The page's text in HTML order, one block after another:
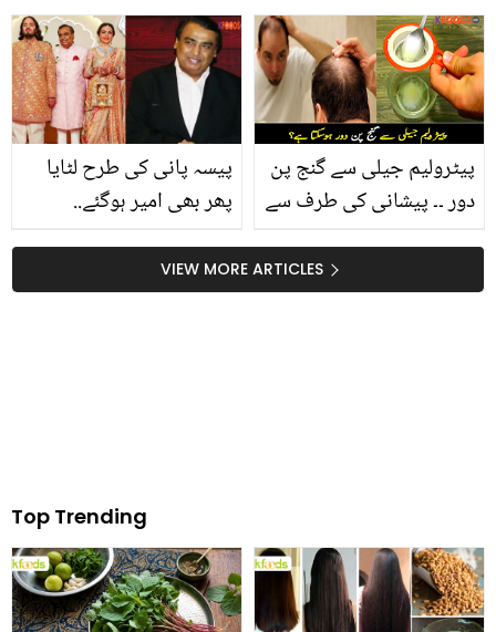
اب 5 منٹ میں کریں اپنے
مائیکرو ویو اوون کو بلکل
نئے جیسا وہ بھی صرف دو
چیزوں سے
والی لڑکیوں کو بڑا راز بتا
دیا
پیسہ پانی کی طرح لٹایا
پھر بھی امیر ہوگئے..
شادی میں مزید کتنی دولت
کمالی؟
پیٹرولیم جیلی سے گنج پن
دور ۔۔ پیشانی کی طرف سے
علاج، جو سر کی چکنی
جلد پر بھی بال لے آئے
VIEW MORE ARTICLES
Top Trending